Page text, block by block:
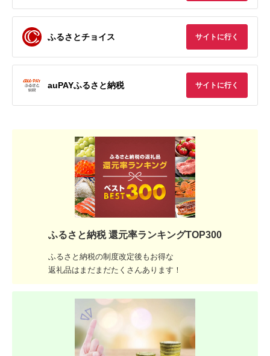
ふるさとチョイス サイトに行く
auPAYふるさと納税 サイトに行く
ふるさと納税 還元率ランキングTOP300
ふるさと納税の制度改定後もお得な
返礼品はまだまだたくさんあります！